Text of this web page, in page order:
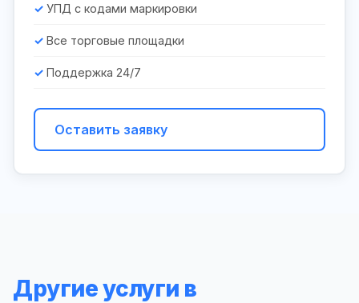
УПД с кодами маркировки
Все торговые площадки
Поддержка 24/7
Оставить заявку
Другие услуги в